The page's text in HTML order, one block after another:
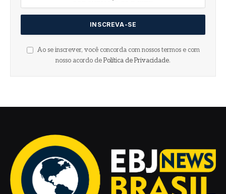
Ao se inscrever, você concorda com nossos termos e com
nosso acordo de Política de Privacidade.